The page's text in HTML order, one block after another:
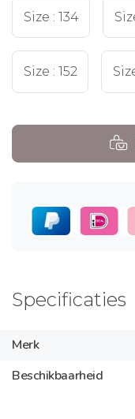
Size : 134
Size : 152
Specificaties
Merk
Beschikbaarheid